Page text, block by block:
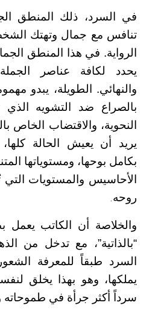
في السرد، ذلك المنطق
تنافس مع جمال وتهتك
الرواية. في هذا المنطق
يحدد لكافة عناصر
والنهائي. الطويلة، يبدو
بالصراع ضد التشويه
النحوية، والاقتضاب الخاص
يريد أن يعيش الحالة
بكامل بوحها، ومستوياتها
الأحاسيس والمستويات التي
روحه.
والخلاصة أن الكاتب يعمل
“بالذاتية”، مع تدخل من
السرد طبقاً للمعرفة
يملكها، وهو بهذا يخلق
سرداً أكثر جرأة في طموحاته